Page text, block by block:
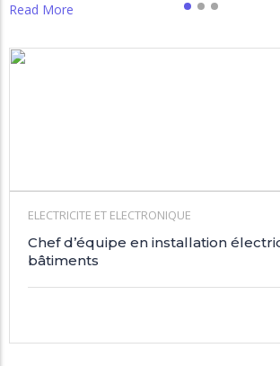
Read More
ELECTRICITE ET ELECTRONIQUE
Chef d’équipe en installation
bâtiments